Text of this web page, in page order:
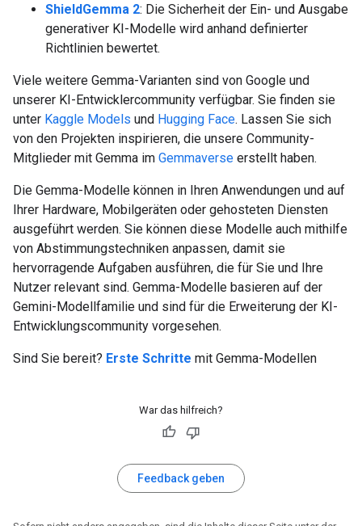
ShieldGemma 2: Die Sicherheit der Ein- und Ausgabe
generativer KI-Modelle wird anhand definierter
Richtlinien bewertet.
Viele weitere Gemma-Varianten sind von Google und
unserer KI-Entwicklercommunity verfügbar. Sie finden sie
unter Kaggle Models und Hugging Face. Lassen Sie sich
von den Projekten inspirieren, die unsere Community-
Mitglieder mit Gemma im Gemmaverse erstellt haben.
Die Gemma-Modelle können in Ihren Anwendungen und auf
Ihrer Hardware, Mobilgeräten oder gehosteten Diensten
ausgeführt werden. Sie können diese Modelle auch mithilfe
von Abstimmungstechniken anpassen, damit sie
hervorragende Aufgaben ausführen, die für Sie und Ihre
Nutzer relevant sind. Gemma-Modelle basieren auf der
Gemini-Modellfamilie und sind für die Erweiterung der KI-
Entwicklungscommunity vorgesehen.
Sind Sie bereit? Erste Schritte mit Gemma-Modellen
War das hilfreich?
Feedback geben